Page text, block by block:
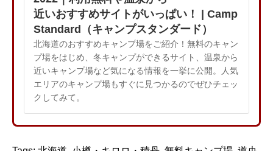
近いおすすめサイトがいっぱい！ | Camp
Standard（キャンプスタンダード）
北海道のおすすめキャンプ場をご紹介！無料のキャン
プ場をはじめ、冬キャンプができるサイト、温泉から
近いキャンプ場など気になる情報を一挙に公開。人気
エリアのキャンプ場もすぐに見つかるのでぜひチェッ
クしてみて。